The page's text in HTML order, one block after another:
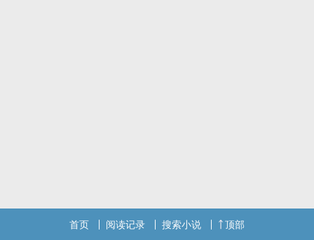
首页 阅读记录 搜索小说 顶部